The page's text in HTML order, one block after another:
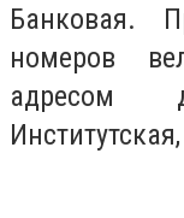
Банковая.
номеров
адресом